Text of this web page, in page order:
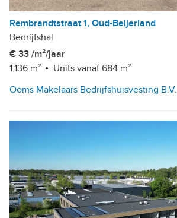
Rembrandtstraat 1, Oud-Beijerland
Bedrijfshal
€ 33 /m²/jaar
1.136 m²
Units vanaf 684 m²
Ooms Makelaars Bedrijfshuisvesting B.V.